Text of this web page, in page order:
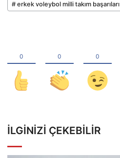
# erkek voleybol milli takım başarıları
İLGINIZI ÇEKEBILIR